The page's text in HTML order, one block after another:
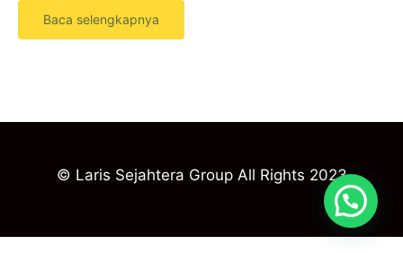
Baca selengkapnya
© Laris Sejahtera Group All Rights 2023